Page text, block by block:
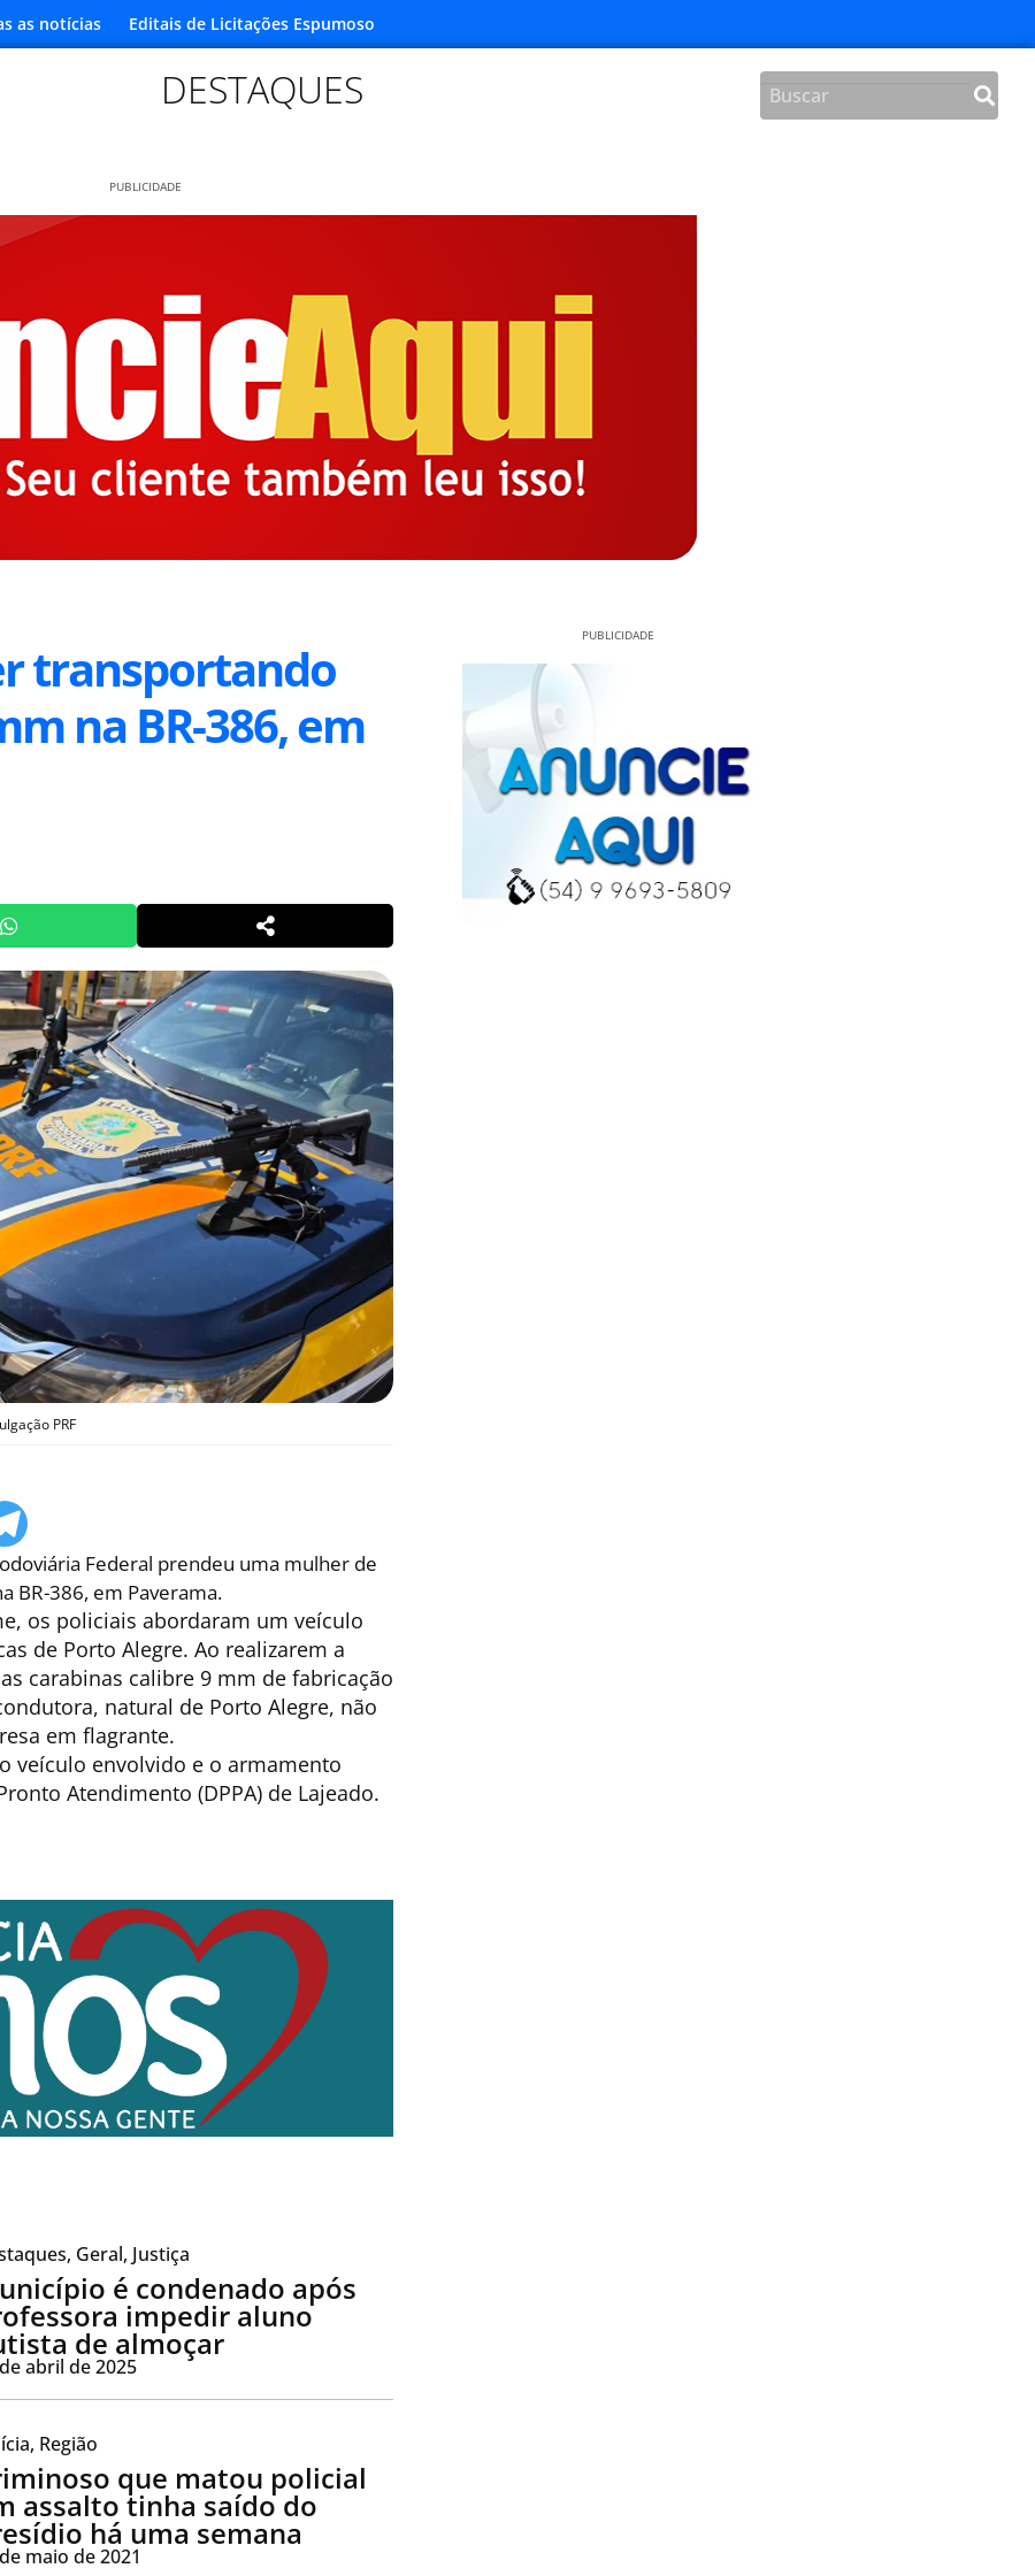
as notícias Editais de Licitações Espumoso
DESTAQUES
PUBLICIDADE
transportando
na BR-386, em
PRF
Federal prendeu uma mulher de
BR-386, em Paverama.
os policiais abordaram um veículo
de Porto Alegre. Ao realizarem a
carabinas calibre 9 mm de fabricação
natural de Porto Alegre, não
em flagrante.
veículo envolvido e o armamento
Atendimento (DPPA) de Lajeado.
, Geral, Justiça
é condenado após
impedir aluno
de almoçar
abril de 2025
, Região
que matou policial
assalto tinha saído do
há uma semana
maio de 2021
PUBLICIDADE